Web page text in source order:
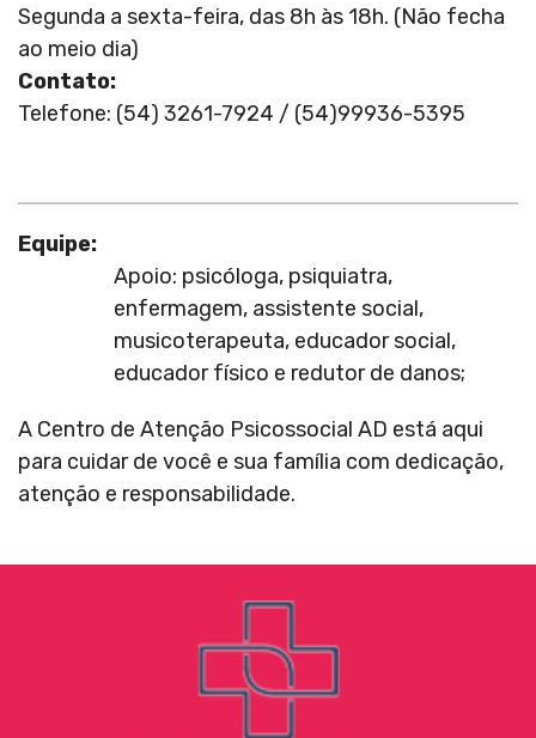
Segunda a sexta-feira, das 8h às 18h. (Não fecha
ao meio dia)
Contato:
Telefone: (54) 3261-7924 / (54)99936-5395
Equipe:
Apoio: psicóloga, psiquiatra,
enfermagem, assistente social,
musicoterapeuta, educador social,
educador físico e redutor de danos;
A Centro de Atenção Psicossocial AD está aqui
para cuidar de você e sua família com dedicação,
atenção e responsabilidade.